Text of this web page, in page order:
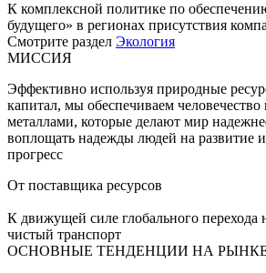
К комплексной политике по
будущего» в регионах присутствия
Смотрите раздел Экология
МИССИЯ
Эффективно используя природные
капитал, мы обеспечиваем
металлами, которые делают мир
воплощать надежды людей на развитие
прогресс
От поставщика ресурсов
К движущей силе глобального перехода
чистый транспорт
ОСНОВНЫЕ ТЕНДЕНЦИИ НА